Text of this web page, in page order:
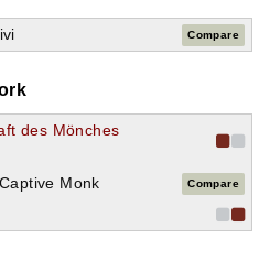
Compare
des Mönches
Monk
Compare